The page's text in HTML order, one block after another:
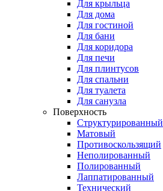
Для крыльца
Для дома
Для гостиной
Для бани
Для коридора
Для печи
Для плинтусов
Для спальни
Для туалета
Для санузла
Поверхность
Структурированный
Матовый
Противоскользящий
Неполированный
Полированный
Лаппатированный
Технический